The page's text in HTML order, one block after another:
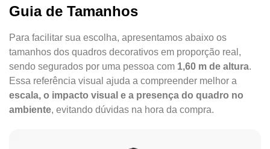
Guia de Tamanhos
Para facilitar sua escolha, apresentamos abaixo os
tamanhos dos quadros decorativos em proporção real,
sendo segurados por uma pessoa com 1,60 m de altura.
Essa referência visual ajuda a compreender melhor a
escala, o impacto visual e a presença do quadro no
ambiente, evitando dúvidas na hora da compra.